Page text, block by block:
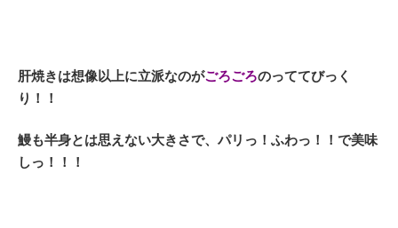
肝焼きは想像以上に立派なのがごろごろのっててびっく
り！！
鰻も半身とは思えない大きさで、パリっ！ふわっ！！で美味
しっ！！！